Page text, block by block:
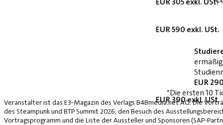
EUR 590 exkl. USt.
EUR 390 exkl. USt.
EUR
*Die ersten 10
Veranstalter ist das E3-Magazin des Verlags B4Bmedia.net AG. Die
des Steampunk und BTP Summit 2026, den Besuch des
Vortragsprogramm und die Liste der Aussteller und Sponsoren (SAP-